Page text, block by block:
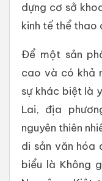
dựng cơ sở
kinh tế thể thao
Để một sản
cao và có khả
sự khác biệt là
Lai, địa
nguyên thiên
di sản văn hóa
biểu là Không